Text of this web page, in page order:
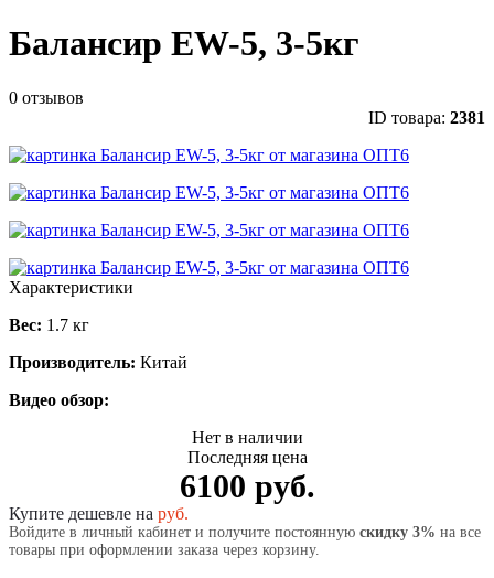
Балансир EW-5, 3-5кг
0 отзывов
ID товара: 2381
Характеристики
Вес: 1.7 кг
Производитель: Китай
Видео обзор:
Нет в наличии
Последняя цена
6100 руб.
Купите дешевле на руб.
Войдите в личный кабинет и получите постоянную скидку 3% на все
товары при оформлении заказа через корзину.